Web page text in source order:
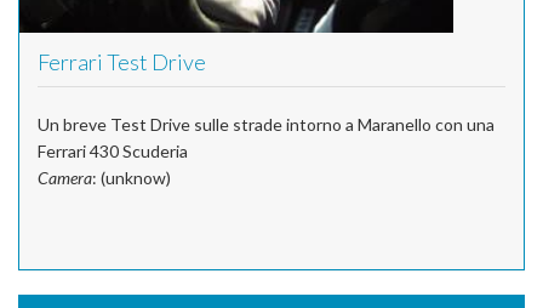
Ferrari Test Drive
Un breve Test Drive sulle strade intorno a Maranello con una
Ferrari 430 Scuderia
Camera: (unknow)